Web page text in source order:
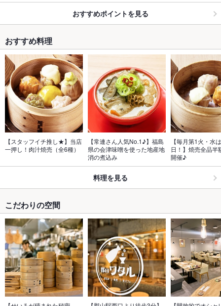
おすすめポイントを見る
おすすめ料理
【スタッフイチ推し★】当店
一押し！肉汁焼売（全6種）
【常連さん人気No.1♪】福島
県の会津味噌を使った地産地
消の煮込み
【毎月第1火・水
日！】焼売全品半
開催♪
料理を見る
こだわりの空間